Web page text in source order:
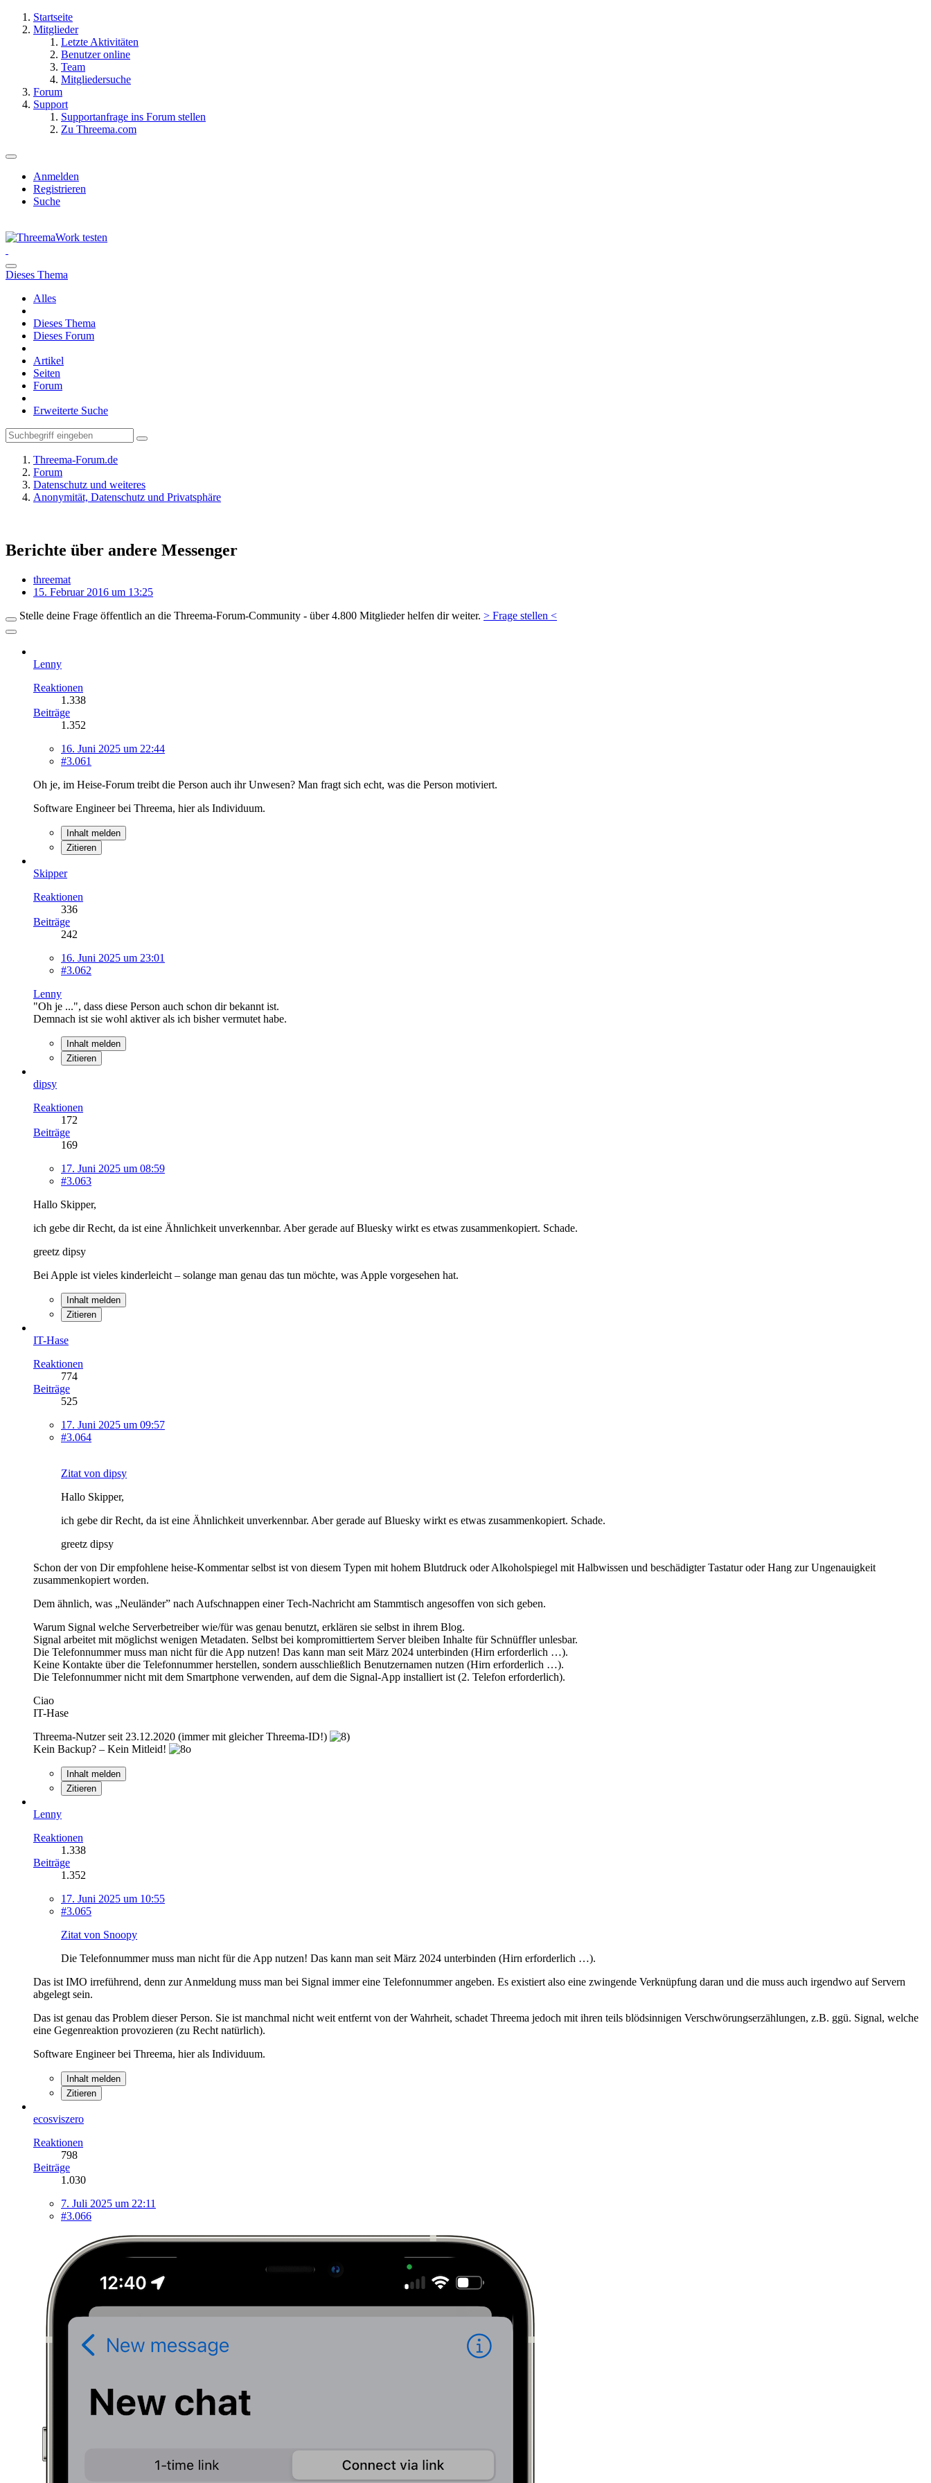
Startseite
Mitglieder
Letzte Aktivitäten
Benutzer online
Team
Mitgliedersuche
Forum
Support
Supportanfrage ins Forum stellen
Zu Threema.com
Anmelden
Registrieren
Suche
Dieses Thema
Alles
Dieses Thema
Dieses Forum
Artikel
Seiten
Forum
Erweiterte Suche
Threema-Forum.de
Forum
Datenschutz und weiteres
Anonymität, Datenschutz und Privatsphäre
Berichte über andere Messenger
threemat
15. Februar 2016 um 13:25
Stelle deine Frage öffentlich an die Threema-Forum-Community - über 4.800 Mitglieder helfen dir weiter. > Frage stellen <
Lenny
Reaktionen
1.338
Beiträge
1.352
16. Juni 2025 um 22:44
#3.061
Oh je, im Heise-Forum treibt die Person auch ihr Unwesen? Man fragt sich echt, was die Person motiviert.
Software Engineer bei Threema, hier als Individuum.
Inhalt melden
Zitieren
Skipper
Reaktionen
336
Beiträge
242
16. Juni 2025 um 23:01
#3.062
Lenny
"Oh je ...", dass diese Person auch schon dir bekannt ist.
Demnach ist sie wohl aktiver als ich bisher vermutet habe.
Inhalt melden
Zitieren
dipsy
Reaktionen
172
Beiträge
169
17. Juni 2025 um 08:59
#3.063
Hallo Skipper,
ich gebe dir Recht, da ist eine Ähnlichkeit unverkennbar. Aber gerade auf Bluesky wirkt es etwas zusammenkopiert. Schade.
greetz dipsy
Bei Apple ist vieles kinderleicht – solange man genau das tun möchte, was Apple vorgesehen hat.
Inhalt melden
Zitieren
IT-Hase
Reaktionen
774
Beiträge
525
17. Juni 2025 um 09:57
#3.064
Zitat von dipsy
Hallo Skipper,
ich gebe dir Recht, da ist eine Ähnlichkeit unverkennbar. Aber gerade auf Bluesky wirkt es etwas zusammenkopiert. Schade.
greetz dipsy
Schon der von Dir empfohlene heise-Kommentar selbst ist von diesem Typen mit hohem Blutdruck oder Alkoholspiegel mit Halbwissen und beschädigter Tastatur oder Hang zur Ungenauigkeit
zusammenkopiert worden.
Dem ähnlich, was „Neuländer” nach Aufschnappen einer Tech-Nachricht am Stammtisch angesoffen von sich geben.
Warum Signal welche Serverbetreiber wie/für was genau benutzt, erklären sie selbst in ihrem Blog.
Signal arbeitet mit möglichst wenigen Metadaten. Selbst bei kompromittiertem Server bleiben Inhalte für Schnüffler unlesbar.
Die Telefonnummer muss man nicht für die App nutzen! Das kann man seit März 2024 unterbinden (Hirn erforderlich …).
Keine Kontakte über die Telefonnummer herstellen, sondern ausschließlich Benutzernamen nutzen (Hirn erforderlich …).
Die Telefonnummer nicht mit dem Smartphone verwenden, auf dem die Signal-App installiert ist (2. Telefon erforderlich).
Ciao
IT-Hase
Threema-Nutzer seit 23.12.2020 (immer mit gleicher Threema-ID!)
Kein Backup? – Kein Mitleid!
Inhalt melden
Zitieren
Lenny
Reaktionen
1.338
Beiträge
1.352
17. Juni 2025 um 10:55
#3.065
Zitat von Snoopy
Die Telefonnummer muss man nicht für die App nutzen! Das kann man seit März 2024 unterbinden (Hirn erforderlich …).
Das ist IMO irreführend, denn zur Anmeldung muss man bei Signal immer eine Telefonnummer angeben. Es existiert also eine zwingende Verknüpfung daran und die muss auch irgendwo auf Servern
abgelegt sein.
Das ist genau das Problem dieser Person. Sie ist manchmal nicht weit entfernt von der Wahrheit, schadet Threema jedoch mit ihren teils blödsinnigen Verschwörungserzählungen, z.B. ggü. Signal, welche
eine Gegenreaktion provozieren (zu Recht natürlich).
Software Engineer bei Threema, hier als Individuum.
Inhalt melden
Zitieren
ecosviszero
Reaktionen
798
Beiträge
1.030
7. Juli 2025 um 22:11
#3.066